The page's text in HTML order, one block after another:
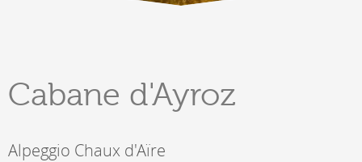
Cabane d'Ayroz
Alpeggio Chaux d'Aïre